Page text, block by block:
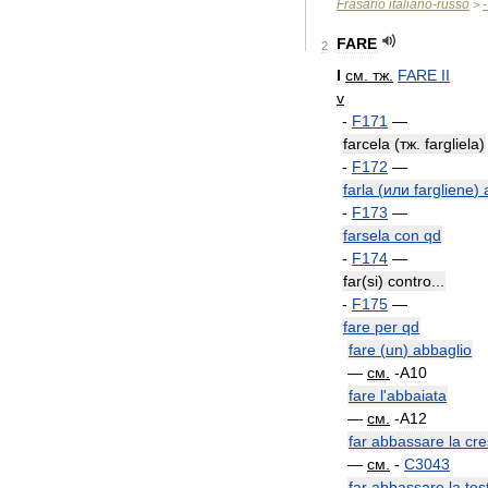
Frasario italiano-russo > -
2
FARE
I см тж FARE II
v
- F171 —
farcela (тж fargliela)
- F172 —
farla (или fargliene)
- F173 —
farsela con qd
- F174 —
far(si) contro
- F175 —
fare per qd
fare (un) abbaglio
— см -A10
fare l'abbaiata
— см -A12
far abbassare la
— см - C3043